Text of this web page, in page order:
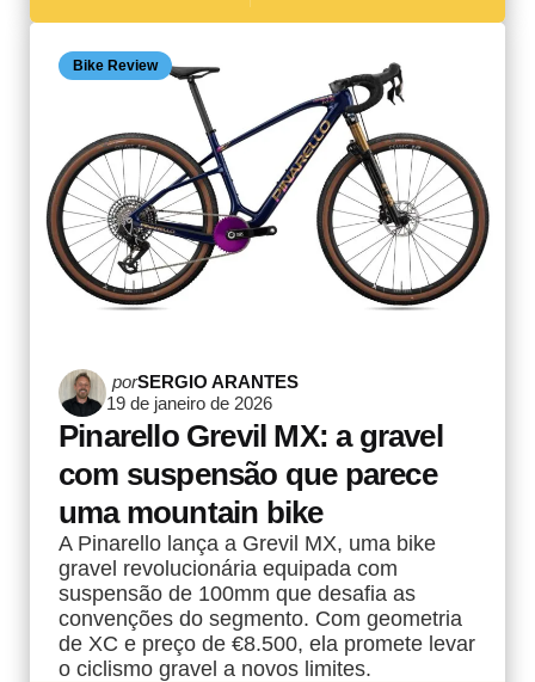
Bike Review
Postado
por
porSERGIO ARANTES
19 de janeiro de 2026
Pinarello Grevil MX: a gravel
com suspensão que parece
uma mountain bike
A Pinarello lança a Grevil MX, uma bike
gravel revolucionária equipada com
suspensão de 100mm que desafia as
convenções do segmento. Com geometria
de XC e preço de €8.500, ela promete levar
o ciclismo gravel a novos limites.